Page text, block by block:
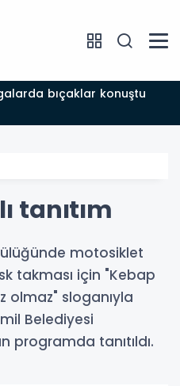
bıçaklar konuştu
tanıtım
motosiklet
takması için "Kebap
olmaz" sloganıyla
Belediyesi
programda tanıtıldı.